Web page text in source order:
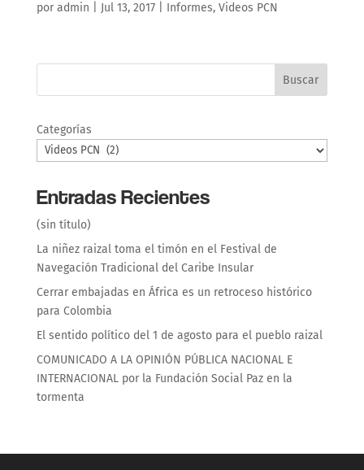
poradmin Jul 13, 2017| Informes, Videos PCN
Buscar
Categorías
Entradas Recientes
(sin título)
La niñez raizal toma el timón en el Festival de
Navegación Tradicional del Caribe Insular
Cerrar embajadas en África es un retroceso histórico
para Colombia
El sentido político del 1 de agosto para el pueblo raizal
COMUNICADO A LA OPINIÓN PÚBLICA NACIONAL E
INTERNACIONAL por la Fundación Social Paz en la
tormenta